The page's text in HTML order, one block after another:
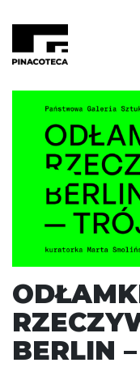
BERLIN